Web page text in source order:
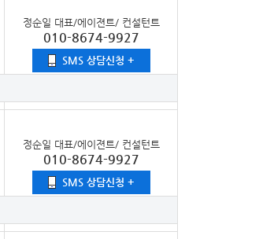
정순일 대표/에이젼트/ 컨설턴트
010-8674-9927
SMS 상담신청 +
정순일 대표/에이젼트/ 컨설턴트
010-8674-9927
SMS 상담신청 +